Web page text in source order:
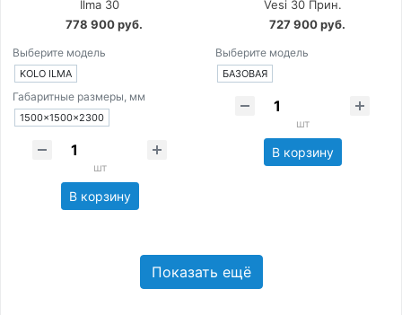
Ilma 30
778 900 руб.
Выберите модель
KOLO ILMA
Габаритные размеры, мм
1500×1500×2300
шт
В корзину
Vesi 30 Прин.
727 900 руб.
Выберите модель
БАЗОВАЯ
шт
В корзину
Показать ещё